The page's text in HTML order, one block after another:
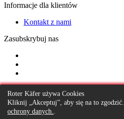
Informacje dla klientów
Kontakt z nami
Zasubskrybuj nas
Zamów rozmowę
Roter Käfer używa Cookies
Kliknij „Akceptuj”, aby się na to zgodzić.
ochrony danych..